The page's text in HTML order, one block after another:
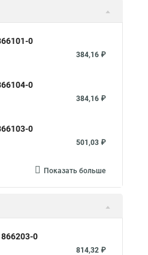
0
384,16 ₽
0
384,16 ₽
0
501,03 ₽
Показать больше
0
814,32 ₽